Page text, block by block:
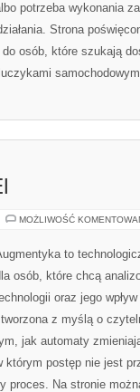
potrzeba wykonania
Strona
osób, które szukają
MOŻLIWOŚĆ
to
osób, które chcą
oraz jego
z myślą o
jak automaty
którym postęp nie jest
proces. Na stronie